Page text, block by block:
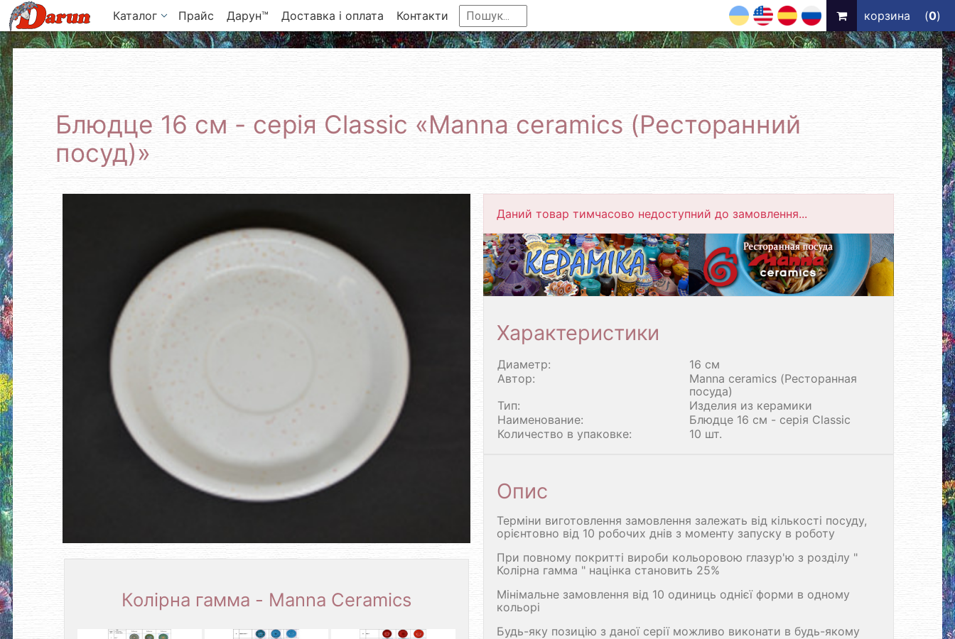
корзина (0)
UA EN ES RU
Каталог Прайс Дарун™ Доставка і оплата Контакти
Блюдце 16 см - серія Classic «Manna ceramics (Ресторанний
посуд)»
Колірна гамма - Manna Ceramics
Даний товар тимчасово недоступний до замовлення...
Характеристики
Диаметр:
16 см
Автор:
Manna ceramics (Ресторанная
посуда)
Тип:
Изделия из керамики
Наименование:
Блюдце 16 см - серія Classic
Количество в упаковке:
10 шт.
Опис
Терміни виготовлення замовлення залежать від кількості посуду,
орієнтовно від 10 робочих днів з моменту запуску в роботу
При повному покритті вироби кольоровою глазур'ю з розділу "
Колірна гамма " націнка становить 25%
Мінімальне замовлення від 10 одиниць однієї форми в одному
кольорі
Будь-яку позицію з даної серії можливо виконати в будь-якому